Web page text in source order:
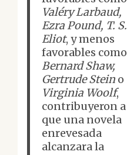
Valéry Larbaud,
Ezra Pound, T. S.
Eliot, y menos
favorables como
Bernard Shaw,
Gertrude Stein o
Virginia Woolf,
contribuyeron a
que una novela
enrevesada
alcanzara la